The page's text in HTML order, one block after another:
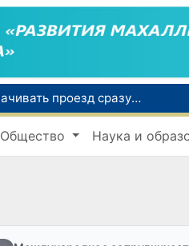
С 1 сентября пассажиры должны будут оплачивать проезд сразу при посадке в автобус
В Сурхандарье пресечена деятельность подпольной группы, планировавшей теракты и выезд в Сирию
В Узбекистане упростят открытие бизнеса и расширят возможности выбора фамилии для ребенка
Общество Наука и